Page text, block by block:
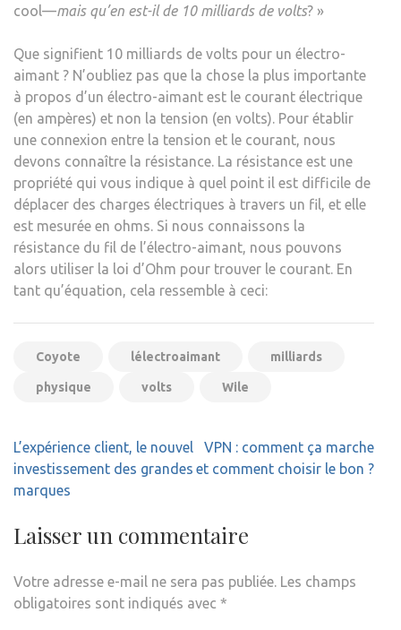
cool—mais qu’en est-il de 10 milliards de volts? »
Que signifient 10 milliards de volts pour un électro-
aimant ? N’oubliez pas que la chose la plus importante
à propos d’un électro-aimant est le courant électrique
(en ampères) et non la tension (en volts). Pour établir
une connexion entre la tension et le courant, nous
devons connaître la résistance. La résistance est une
propriété qui vous indique à quel point il est difficile de
déplacer des charges électriques à travers un fil, et elle
est mesurée en ohms. Si nous connaissons la
résistance du fil de l’électro-aimant, nous pouvons
alors utiliser la loi d’Ohm pour trouver le courant. En
tant qu’équation, cela ressemble à ceci:
Coyote lélectroaimant milliards
physique volts Wile
Navigation
de
l’article
L’expérience client, le nouvel
investissement des grandes
marques
VPN : comment ça marche
et comment choisir le bon ?
Laisser un commentaire
Votre adresse e-mail ne sera pas publiée. Les champs
obligatoires sont indiqués avec *